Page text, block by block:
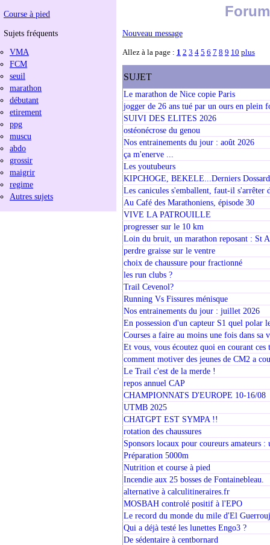
Nouveau message
Allez à la page : 1 2 3 4 5 6 7 8 9 10 plus
SUJET
Le marathon de Nice copie Paris
jogger de 26 ans tué par un ours en plein
SUIVI DES ELITES 2026
ostéonécrose du genou
Nos entrainements du jour : août 2026
ça m'enerve ...
Les youtubeurs
KIPCHOGE, BEKELE...Derniers
Les canicules s'emballent, faut-il s'arrêter
Au Café des Marathoniens, épisode 30
VIVE LA PATROUILLE
progresser sur le 10 km
Loin du bruit, un marathon reposant : St
perdre graisse sur le ventre
choix de chaussure pour fractionné
les run clubs ?
Trail Cevenol?
Running Vs Fissures ménisque
Nos entrainements du jour : juillet 2026
En possession d'un capteur S1 quel polar
Courses a faire au moins une fois dans sa
Et vous, vous écoutez quoi en courant ces
comment motiver des jeunes de CM2 a
Le Trail c'est de la merde !
repos annuel CAP
CHAMPIONNATS D'EUROPE 10-16/08
UTMB 2025
CHATGPT EST SYMPA !!
rotation des chaussures
Sponsors locaux pour coureurs amateurs :
Préparation 5000m
Nutrition et course à pied
Incendie aux 25 bosses de Fontainebleau.
alternative à calculitineraires.fr
MOSBAH controlé positif à l'EPO
Le record du monde du mile d'El
Qui a déjà testé les lunettes Engo3 ?
De sédentaire à centbornard
Course à pied
Sujets fréquents
VMA
FCM
seuil
marathon
débutant
etirement
ppg
muscu
abdo
grossir
maigrir
regime
Autres sujets